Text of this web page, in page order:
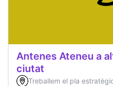
Antenes Ateneu a
ciutat
Treballem el pla